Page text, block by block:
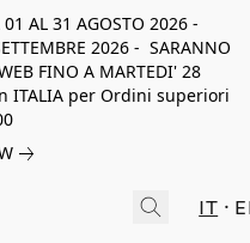
01 AL 31 AGOSTO 2026 -
2026 - SARANNO
FINO A MARTEDI' 28
ITALIA per Ordini superiori
IT